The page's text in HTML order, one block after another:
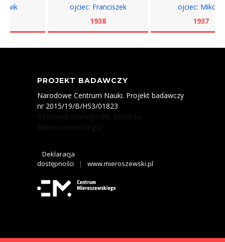
ojciec: Franciszek
PROJEKT BADAWCZY
Narodowe Centrum Nauki. Projekt badawczy
nr 2015/19/B/HS3/01823
Deklaracja
dostępności
| www.mieroszewski.pl